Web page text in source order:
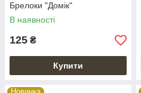
Брелоки "Домік"
В наявності
125 ₴
Купити